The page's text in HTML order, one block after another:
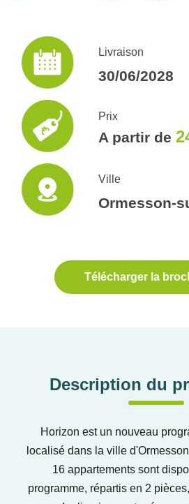
Livraison
30/06/2028
Prix
A partir de
Ville
Ormesson-
Télécharger la
Description du
Horizon est un nouveau
localisé dans la ville
16 appartements sont
programme, répartis en 2